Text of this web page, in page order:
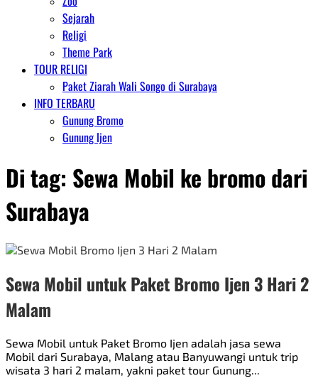
Sejarah
Religi
Theme Park
TOUR RELIGI
Paket Ziarah Wali Songo di Surabaya
INFO TERBARU
Gunung Bromo
Gunung Ijen
Di tag: Sewa Mobil ke bromo dari
Surabaya
Sewa Mobil untuk Paket Bromo Ijen 3 Hari 2
Malam
Sewa Mobil untuk Paket Bromo Ijen adalah jasa sewa
Mobil dari Surabaya, Malang atau Banyuwangi untuk trip
wisata 3 hari 2 malam, yakni paket tour Gunung...